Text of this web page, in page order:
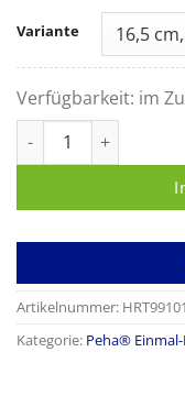
Variante
Verfügbarkeit: im
Peha-instrument
Artikelnummer:
Kategorie: Peha®